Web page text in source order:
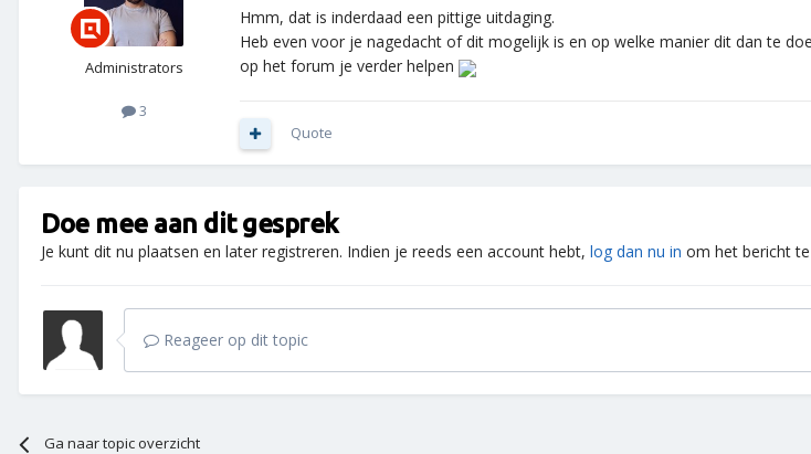
Administrators
3
Hmm, dat is inderdaad een pittige uitdaging.
Heb even voor je nagedacht of dit mogelijk is en op welke manier dit dan te
op het forum je verder helpen
Quote
Doe mee aan dit gesprek
Je kunt dit nu plaatsen en later registreren. Indien je reeds een account hebt, log dan nu in om het bericht
Reageer op dit topic
Ga naar topic overzicht